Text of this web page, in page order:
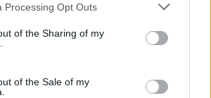
website/app uses one or more Google
or usage behaviour. You may click to
to Google and its third-party tags to
specified purposes in below Google
Processing Opt Outs
of the Sharing of my
of the Sale of my